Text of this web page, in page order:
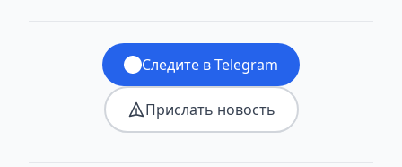
Следите в Telegram
Прислать новость